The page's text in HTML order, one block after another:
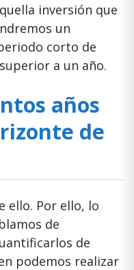
inversión que
un
corto de
a un año.
años
de
ello. Por ello, lo
de
de
podemos realizar